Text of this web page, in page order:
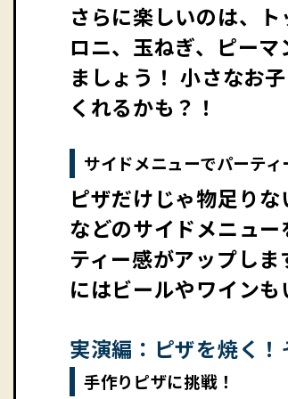
さらに楽しいのは、
ロニ、玉ねぎ、ピー
ましょう！ 小さなお
くれるかも？！
サイドメニューでパーティ
ピザだけじゃ物足り
などのサイドメニュ
ティー感がアップし
にはビールやワインも
実演編：ピザを焼く！
手作りピザに挑戦！